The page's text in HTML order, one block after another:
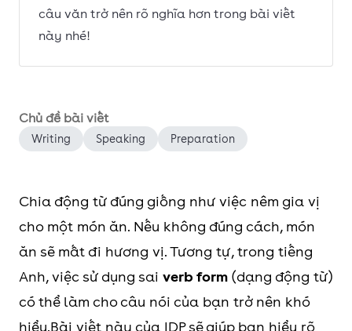
câu văn trở nên rõ nghĩa hơn trong bài viết
này nhé!
Chủ đề bài viết
Writing Speaking Preparation
Chia động từ đúng giống như việc nêm gia vị
cho một món ăn. Nếu không đúng cách, món
ăn sẽ mất đi hương vị. Tương tự, trong tiếng
Anh, việc sử dụng sai verb form (dạng động từ)
có thể làm cho câu nói của bạn trở nên khó
hiểu.Bài viết này của IDP sẽ giúp bạn hiểu rõ